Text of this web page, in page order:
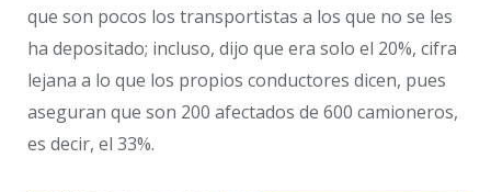
que son pocos los transportistas a los que no se les
ha depositado; incluso, dijo que era solo el 20%, cifra
lejana a lo que los propios conductores dicen, pues
aseguran que son 200 afectados de 600 camioneros,
es decir, el 33%.